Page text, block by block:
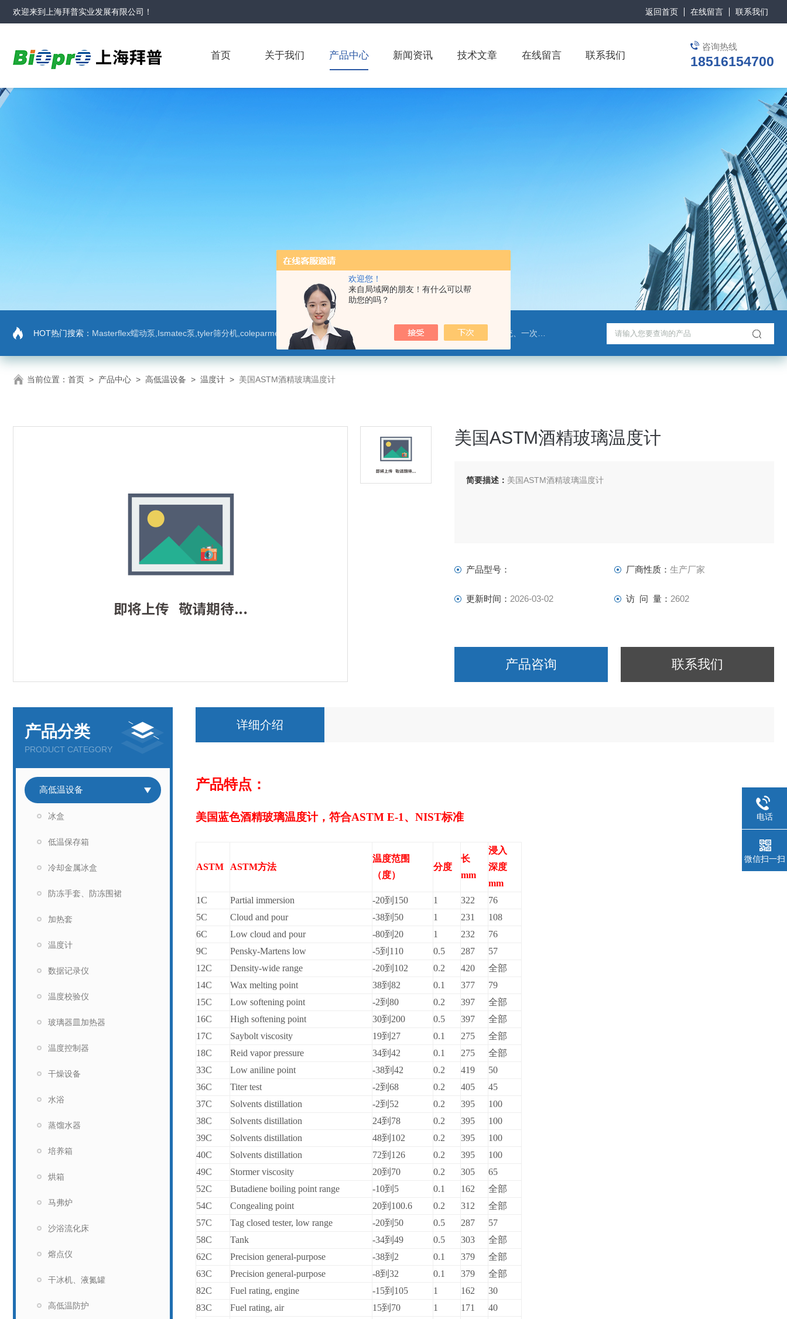
欢迎您！
来自局域网的朋友！有什么可以帮
助您的吗？
欢迎来到 上海拜普实业发展有限公司 ！ 返回首页 在线留言 联系我们
咨询热线
18516154700
首页 关于我们 产品中心 新闻资讯 技术文章 在线留言 联系我们
HOT热门搜索： Masterflex蠕动泵,Ismatec泵,tyler筛分机,coleparmer,注射泵,洗瓶机,p80橡胶润滑剂PendoTECH压力监控与传送系统、一次压力传感器 ，圣戈班管
当前位置： 首页 > 产品中心 > 高低温设备 > 温度计 > 美国ASTM酒精玻璃温度计
美国ASTM酒精玻璃温度计
简要描述： 美国ASTM酒精玻璃温度计
产品型号： 厂商性质： 生产厂家
更新时间： 2026-03-02 访 问 量： 2602
产品咨询 联系我们
产品分类
PRODUCT CATEGORY
高低温设备
冰盒
低温保存箱
冷却金属冰盒
防冻手套、防冻围裙
加热套
温度计
数据记录仪
温度校验仪
玻璃器皿加热器
温度控制器
干燥设备
水浴
蒸馏水器
培养箱
烘箱
马弗炉
沙浴流化床
熔点仪
干冰机、液氮罐
高低温防护
详细介绍
产品特点：
美国蓝色酒精玻璃温度计，符合ASTM E-1、NIST标准
ASTM ASTM方法
温度范围
（度）
分度
长
mm
浸入
深度
mm
1C
Partial immersion -20到150 1 322
76
5C
Cloud and pour -38到50 1 231
108
6C
Low cloud and pour -80到20 1 232
76
9C
Pensky-Martens low -5到110 0.5 287
57
12C
Density-wide range -20到102 0.2 420
全部
14C
Wax melting point 38到82 0.1 377
79
15C
Low softening point -2到80 0.2 397
全部
16C
High softening point 30到200 0.5 397
全部
17C
Saybolt viscosity 19到27 0.1 275
全部
18C
Reid vapor pressure 34到42 0.1 275
全部
33C
Low aniline point -38到42 0.2 419
50
36C
Titer test -2到68 0.2 405
45
37C
Solvents distillation -2到52 0.2 395
100
38C
Solvents distillation 24到78 0.2 395
100
39C
Solvents distillation 48到102 0.2 395
100
40C
Solvents distillation 72到126 0.2 395
100
49C
Stormer viscosity 20到70 0.2 305
65
52C
Butadiene boiling point range -10到5 0.1 162
全部
54C
Congealing point 20到100.6 0.2 312
全部
57C
Tag closed tester, low range -20到50 0.5 287
57
58C
Tank -34到49 0.5 303
全部
62C
Precision general-purpose -38到2 0.1 379
全部
63C
Precision general-purpose -8到32 0.1 379
全部
82C
Fuel rating, engine -15到105 1 162
30
83C
Fuel rating, air 15到70 1 171
40
电话
微信扫一扫